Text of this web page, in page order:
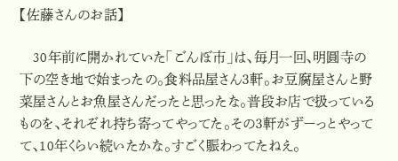
【佐藤さんのお話】
30年前に開かれていた「ごんぼ市」は、毎月一回、明圓寺の
下の空き地で始まったの。食料品屋さん３軒。お豆腐屋さんと野
菜屋さんとお魚屋さんだったと思ったな。普段お店で扱っている
ものを、それぞれ持ち寄ってやってた。その３軒がずーっとやって
て、10年くらい続いたかな。すごく賑わってたねえ。